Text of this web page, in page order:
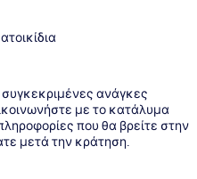
συγκεκριμένες ανάγκες
με το κατάλυμα
που θα βρείτε στην
μετά την κράτηση.